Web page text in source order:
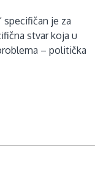
specifičan je za
stvar koja u
– politička